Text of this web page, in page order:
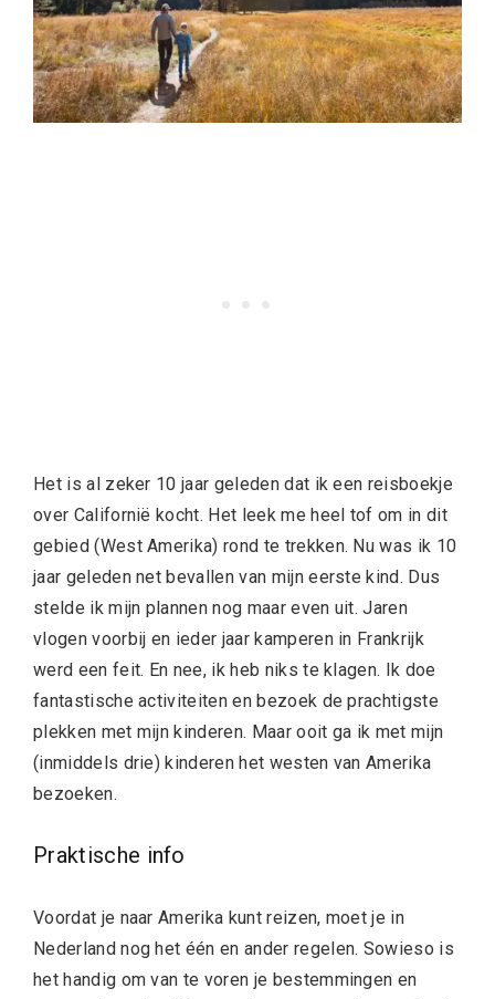
Het is al zeker 10 jaar geleden dat ik een reisboekje
over Californië kocht. Het leek me heel tof om in dit
gebied (West Amerika) rond te trekken. Nu was ik 10
jaar geleden net bevallen van mijn eerste kind. Dus
stelde ik mijn plannen nog maar even uit. Jaren
vlogen voorbij en ieder jaar kamperen in Frankrijk
werd een feit. En nee, ik heb niks te klagen. Ik doe
fantastische activiteiten en bezoek de prachtigste
plekken met mijn kinderen. Maar ooit ga ik met mijn
(inmiddels drie) kinderen het westen van Amerika
bezoeken.
Praktische info
Voordat je naar Amerika kunt reizen, moet je in
Nederland nog het één en ander regelen. Sowieso is
het handig om van te voren je bestemmingen en